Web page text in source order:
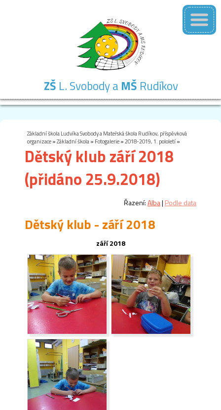
ZŠ L. Svobody a MŠ Rudíkov
Základní škola Ludvíka Svobody a Mateřská škola Rudíkov, příspěvková
organizace»Základní škola» Fotogalerie»2018-2019, 1. pololetí»
Dětský klub září 2018
(přidáno 25.9.2018)
Řazení:Alba| Podle data
Dětský klub - září 2018
září 2018